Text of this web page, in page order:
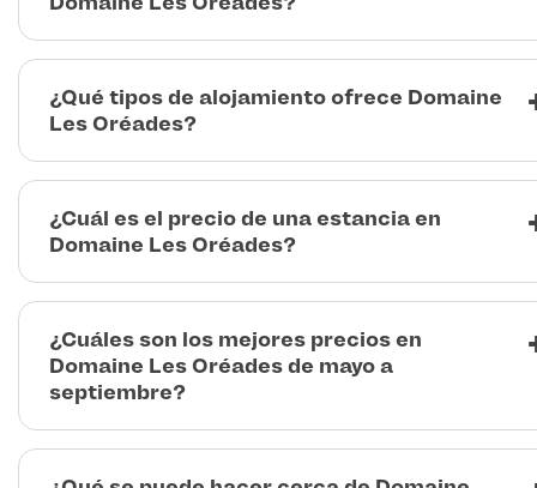
¿Qué tipos de alojamiento ofrece Domaine
Les Oréades?
¿Cuál es el precio de una estancia en
Domaine Les Oréades?
¿Cuáles son los mejores precios en
Domaine Les Oréades de mayo a
septiembre?